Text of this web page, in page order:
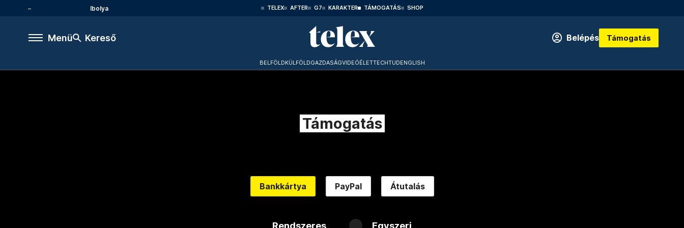
Ibolya TELEX AFTER G7 KARAKTER TÁMOGATÁS SHOP
Menü Kereső Belépés Támogatás
BELFÖLDKÜLFÖLDGAZDASÁGVIDEÓÉLETTECHTUDENGLISH
Támogatás
Bankkártya PayPal Átutalás
Rendszeres Egyszeri